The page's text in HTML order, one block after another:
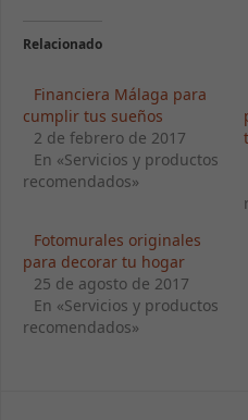
Relacionado
Financiera Málaga para
cumplir tus sueños
2 de febrero de 2017
En «Servicios y productos
recomendados»
Fotomurales originales
para decorar tu hogar
25 de agosto de 2017
En «Servicios y productos
recomendados»